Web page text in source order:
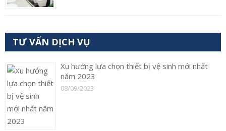
TƯ VẤN DỊCH VỤ
Xu hướng lựa chọn thiết bị vệ sinh mới nhất
năm 2023
08/09/2023